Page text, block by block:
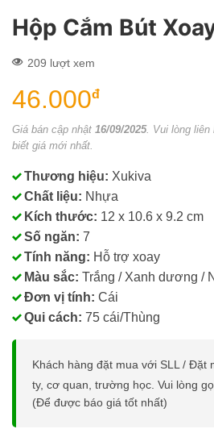
Hộp Cắm Bút
209 lượt xem
46.000đ
Giá bán cập nhật 16/09/2025. Vui lòng liên
biết giá mới nhất.
Thương hiệu: Xukiva
Chất liệu: Nhựa
Kích thước: 12 x 10.6 x 9.2 cm
Số ngăn: 7
Tính năng: Hỗ trợ xoay
Màu sắc: Trắng / Xanh dương /
Đơn vị tính: Cái
Qui cách: 75 cái/Thùng
Khách hàng đặt mua với SLL / Đặt
ty, cơ quan, trường học. Vui lòng
(Để được báo giá tốt nhất)